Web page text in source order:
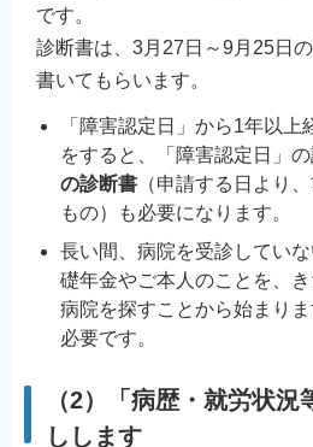
です。
診断書は、3月27日～9月25日
書いてもらいます。
「障害認定日」から1年以上
をすると、「障害認定日」の
の診断書 （申請する日より
もの）も必要になります。
長い間、病院を受診してい
礎年金やご本人のことを、
病院を探すことから始まり
必要です。
（2）「病歴・就労状
しします